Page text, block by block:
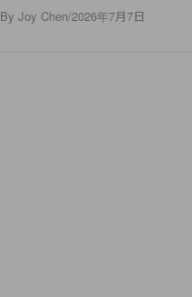
By Joy Chen/2026年7月7日